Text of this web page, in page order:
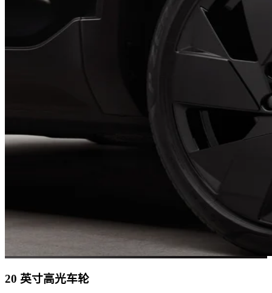
20 英寸高光车轮